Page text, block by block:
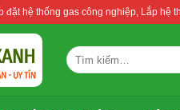
đặt hệ thống gas công nghiệp, Lắp hệ
Tìm
kiếm: